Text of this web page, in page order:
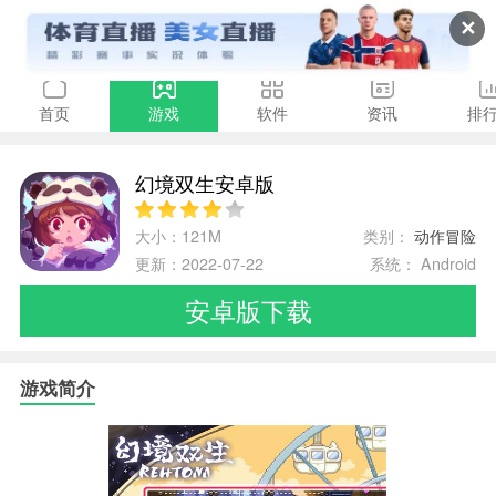
✕
首页 游戏 软件 资讯 排
幻境双生安卓版
大小：121M 类别：动作冒险
更新：2022-07-22
系统： Android
安卓版下载
游戏简介